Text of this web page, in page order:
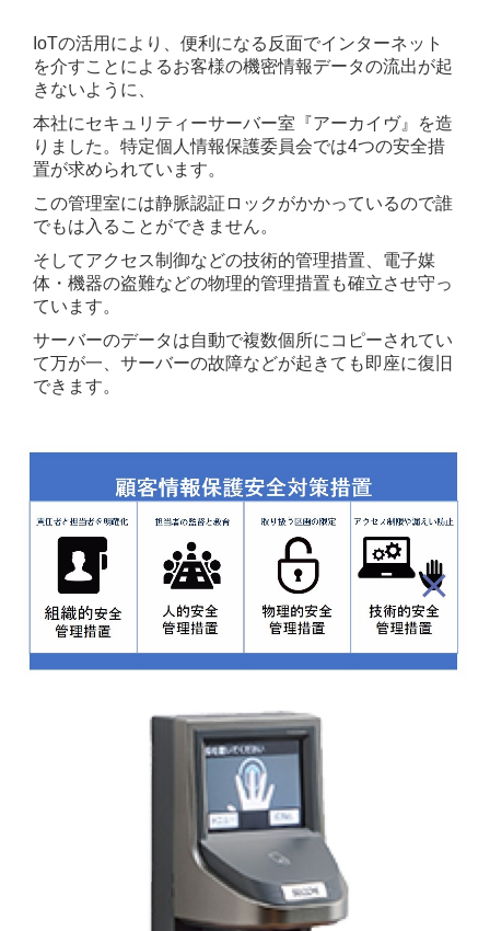
IoTの活用により、便利になる反面でインターネット
を介すことによるお客様の機密情報データの流出が起
きないよう に、
本社にセキュリティーサーバー室『アーカイヴ』を造
りました。 特定個人情報保護委員会では4つの安全措
置が求められています。
この管理室には静脈認証ロックがかかっているので誰
でもは入ることができません。
そしてアクセス制御などの技術的管理措置、電子媒
体・機器の盗難などの物理的管理措置も確立させ守っ
ています。
サーバーのデータは自動で複数個所にコピーされてい
て万が一、サーバーの故障などが起きても即座に復旧
できます。